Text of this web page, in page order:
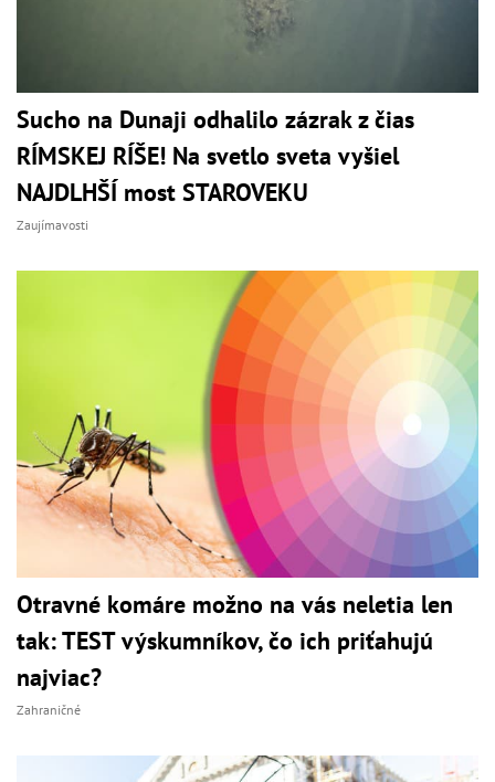
Sucho na Dunaji odhalilo zázrak z čias
RÍMSKEJ RÍŠE! Na svetlo sveta vyšiel
NAJDLHŠÍ most STAROVEKU
Zaujímavosti
Otravné komáre možno na vás neletia len
tak: TEST výskumníkov, čo ich priťahujú
najviac?
Zahraničné